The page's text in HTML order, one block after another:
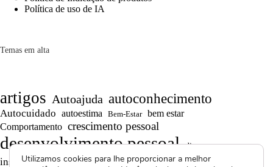
Política de uso de IA
Temas em alta
artigos Autoajuda autoconhecimento
Autocuidado autoestima Bem-Estar bem estar
Comportamento crescimento pessoal
desenvolvimento pessoal dicas
inspiração Motivação produtividade Projetos autorais
Utilizamos cookies para lhe proporcionar a melhor